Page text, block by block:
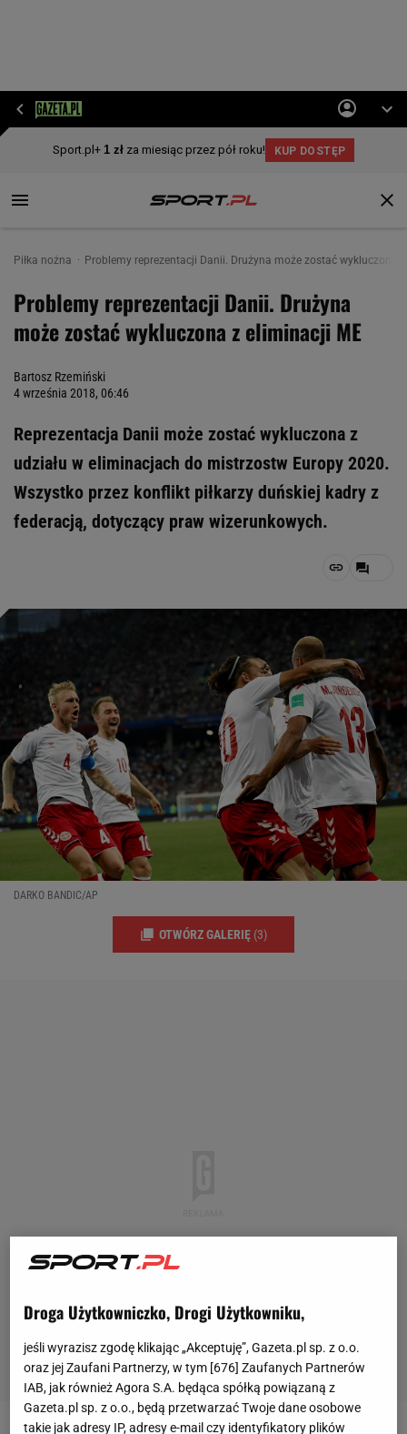
Piłka nożna Problemy reprezentacji Danii. Drużyna może zostać wykluczona
Problemy reprezentacji Danii. Drużyna
może zostać wykluczona z eliminacji ME
Bartosz Rzemiński
4 września 2018, 06:46
Reprezentacja Danii może zostać wykluczona z
udziału w eliminacjach do mistrzostw Europy 2020.
Wszystko przez konflikt piłkarzy duńskiej kadry z
federacją, dotyczący praw wizerunkowych.
DARKO BANDIC/AP
OTWÓRZ GALERIĘ (3)
Droga Użytkowniczko, Drogi Użytkowniku,
jeśli wyrazisz zgodę klikając „Akceptuję”, Gazeta.pl sp. z o.o.
oraz jej Zaufani Partnerzy, w tym [676] Zaufanych Partnerów
IAB, jak również Agora S.A. będąca spółką powiązaną z
Gazeta.pl sp. z o.o., będą przetwarzać Twoje dane osobowe
takie jak adresy IP, adresy e-mail czy identyfikatory plików